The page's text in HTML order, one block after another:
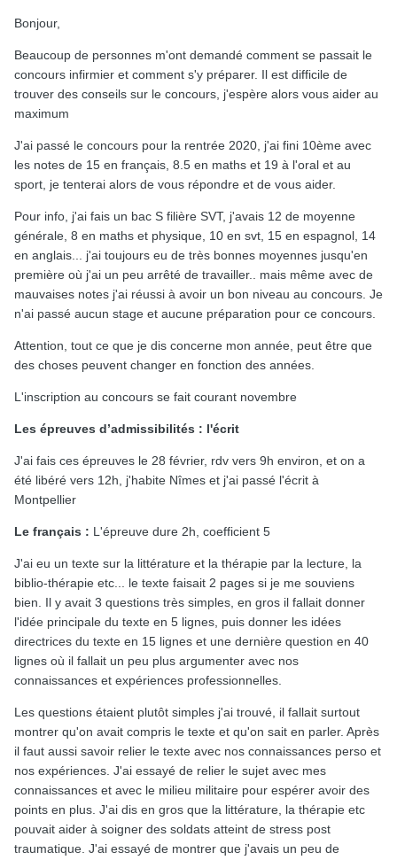
Bonjour,
Beaucoup de personnes m'ont demandé comment se passait le
concours infirmier et comment s'y préparer. Il est difficile de
trouver des conseils sur le concours, j'espère alors vous aider au
maximum
J'ai passé le concours pour la rentrée 2020, j'ai fini 10ème avec
les notes de 15 en français, 8.5 en maths et 19 à l'oral et au
sport, je tenterai alors de vous répondre et de vous aider.
Pour info, j'ai fais un bac S filière SVT, j'avais 12 de moyenne
générale, 8 en maths et physique, 10 en svt, 15 en espagnol, 14
en anglais... j'ai toujours eu de très bonnes moyennes jusqu'en
première où j'ai un peu arrêté de travailler.. mais même avec de
mauvaises notes j'ai réussi à avoir un bon niveau au concours. Je
n'ai passé aucun stage et aucune préparation pour ce concours.
Attention, tout ce que je dis concerne mon année, peut être que
des choses peuvent changer en fonction des années.
L'inscription au concours se fait courant novembre
Les épreuves d’admissibilités : l'écrit
J'ai fais ces épreuves le 28 février, rdv vers 9h environ, et on a
été libéré vers 12h, j'habite Nîmes et j'ai passé l'écrit à
Montpellier
Le français : L'épreuve dure 2h, coefficient 5
J'ai eu un texte sur la littérature et la thérapie par la lecture, la
biblio-thérapie etc... le texte faisait 2 pages si je me souviens
bien. Il y avait 3 questions très simples, en gros il fallait donner
l'idée principale du texte en 5 lignes, puis donner les idées
directrices du texte en 15 lignes et une dernière question en 40
lignes où il fallait un peu plus argumenter avec nos
connaissances et expériences professionnelles.
Les questions étaient plutôt simples j'ai trouvé, il fallait surtout
montrer qu'on avait compris le texte et qu'on sait en parler. Après
il faut aussi savoir relier le texte avec nos connaissances perso et
nos expériences. J'ai essayé de relier le sujet avec mes
connaissances et avec le milieu militaire pour espérer avoir des
points en plus. J'ai dis en gros que la littérature, la thérapie etc
pouvait aider à soigner des soldats atteint de stress post
traumatique. J'ai essayé de montrer que j'avais un peu de